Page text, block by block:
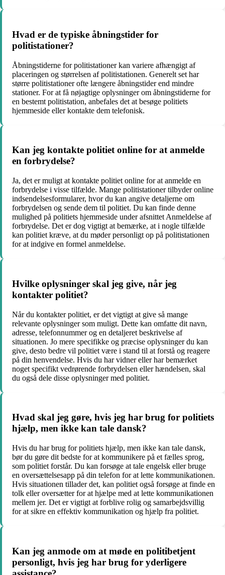
Hvad er de typiske åbningstider for
politistationer?
Åbningstiderne for politistationer kan variere afhængigt af
placeringen og størrelsen af politistationen. Generelt set har
større politistationer ofte længere åbningstider end mindre
stationer. For at få nøjagtige oplysninger om åbningstiderne for
en bestemt politistation, anbefales det at besøge politiets
hjemmeside eller kontakte dem telefonisk.
Kan jeg kontakte politiet online for at anmelde
en forbrydelse?
Ja, det er muligt at kontakte politiet online for at anmelde en
forbrydelse i visse tilfælde. Mange politistationer tilbyder online
indsendelsesformularer, hvor du kan angive detaljerne om
forbrydelsen og sende dem til politiet. Du kan finde denne
mulighed på politiets hjemmeside under afsnittet Anmeldelse af
forbrydelse. Det er dog vigtigt at bemærke, at i nogle tilfælde
kan politiet kræve, at du møder personligt op på politistationen
for at indgive en formel anmeldelse.
Hvilke oplysninger skal jeg give, når jeg
kontakter politiet?
Når du kontakter politiet, er det vigtigt at give så mange
relevante oplysninger som muligt. Dette kan omfatte dit navn,
adresse, telefonnummer og en detaljeret beskrivelse af
situationen. Jo mere specifikke og præcise oplysninger du kan
give, desto bedre vil politiet være i stand til at forstå og reagere
på din henvendelse. Hvis du har vidner eller har bemærket
noget specifikt vedrørende forbrydelsen eller hændelsen, skal
du også dele disse oplysninger med politiet.
Hvad skal jeg gøre, hvis jeg har brug for politiets
hjælp, men ikke kan tale dansk?
Hvis du har brug for politiets hjælp, men ikke kan tale dansk,
bør du gøre dit bedste for at kommunikere på et fælles sprog,
som politiet forstår. Du kan forsøge at tale engelsk eller bruge
en oversættelsesapp på din telefon for at lette kommunikationen.
Hvis situationen tillader det, kan politiet også forsøge at finde en
tolk eller oversætter for at hjælpe med at lette kommunikationen
mellem jer. Det er vigtigt at forblive rolig og samarbejdsvillig
for at sikre en effektiv kommunikation og hjælp fra politiet.
Kan jeg anmode om at møde en politibetjent
personligt, hvis jeg har brug for yderligere